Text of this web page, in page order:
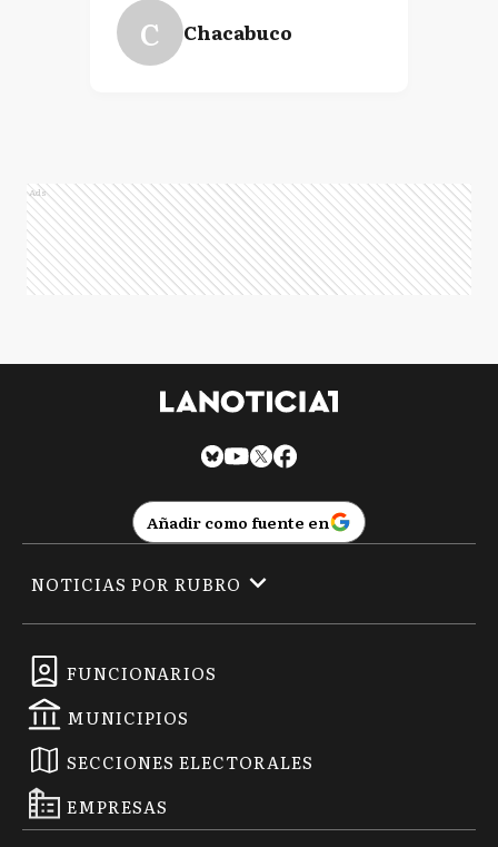
C Chacabuco
Ads
Añadir como fuente en
FUNCIONARIOS
MUNICIPIOS
SECCIONES ELECTORALES
EMPRESAS
NOTICIAS POR RUBRO